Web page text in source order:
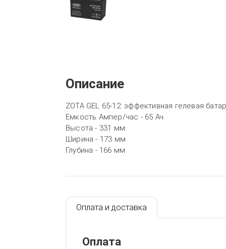
Описание
ZOTA GEL 65-12: эффективная гелевая
Емкость Ампер/час - 65 Ач
Высота - 331 мм
Ширина - 173 мм
Глубина - 166 мм
Оплата и доставка
Оплата